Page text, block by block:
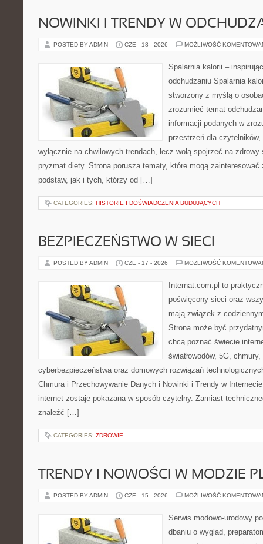
NOWINKI I TRENDY W
POSTED BY ADMIN CZE - 18 - 2026 MOŻLIWOŚĆ
Spalarnia kalorii –
odchudzaniu Spalarnia
stworzony z myślą o
zrozumieć temat
informacji podanych w
przestrzeń dla
wyłącznie na chwilowych trendach, lecz wolą spojrzeć na
pryzmat diety. Strona porusza tematy, które mogą
podstaw, jak i tych, którzy od […]
CATEGORIES: HISTORIE I DOŚWIADCZENIA BUDUJĄCYCH
BEZPIECZEŃSTWO W SIECI
POSTED BY ADMIN CZE - 17 - 2026 MOŻLIWOŚĆ
Internat.com.pl to
poświęcony sieci oraz
mają związek z
Strona może być
chcą poznać świecie
światłowodów, 5G,
cyberbezpieczeństwa oraz domowych rozwiązań
Chmura i Przechowywanie Danych i Nowinki i Trendy w
internet zostaje pokazana w sposób czytelny. Zamiast
znaleźć […]
CATEGORIES: ZDROWIE
TRENDY I NOWOŚCI W MODZIE
POSTED BY ADMIN CZE - 15 - 2026 MOŻLIWOŚĆ
Serwis modowo-urodowy
dbaniu o wygląd,